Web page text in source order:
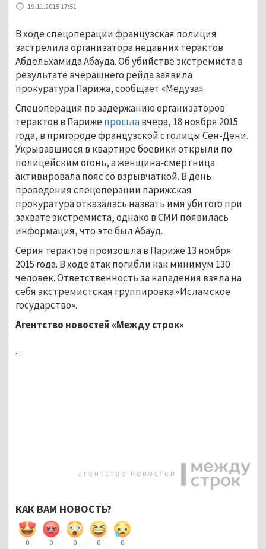
19.11.2015 17:51
В ходе спецоперации французская полиция
застрелила организатора недавних терактов
Абдельхамида Абауда. Об убийстве экстремиста в
результате вчерашнего рейда заявила
прокуратура Парижа, сообщает «Медуза».
Спецоперация по задержанию организаторов
терактов в Париже прошлавчера, 18 ноября 2015
года, в пригороде французской столицы Сен-Дени.
Укрывавшиеся в квартире боевики открыли по
полицейским огонь, а женщина-смертница
активировала пояс со взрывчаткой. В день
проведения спецоперации парижская
прокуратура отказалась назвать имя убитого при
захвате экстремиста, однако в СМИ появилась
информация, что это был Абауд.
Серия терактов произошла в Париже 13 ноября
2015 года. В ходе атак погибли как минимум 130
человек. Ответственность за нападения взяла на
себя экстремистская группировка «Исламское
государство».
Агентство новостей «Между строк»
...
КАК ВАМ НОВОСТЬ?
0 0 0 0 0